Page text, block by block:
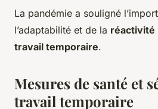
La pandémie a souligné
l’adaptabilité et de la réactivité
travail temporaire.
Mesures de santé et
travail temporaire